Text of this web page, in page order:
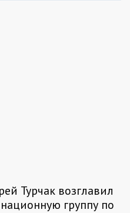
Турчак возглавил
группу по